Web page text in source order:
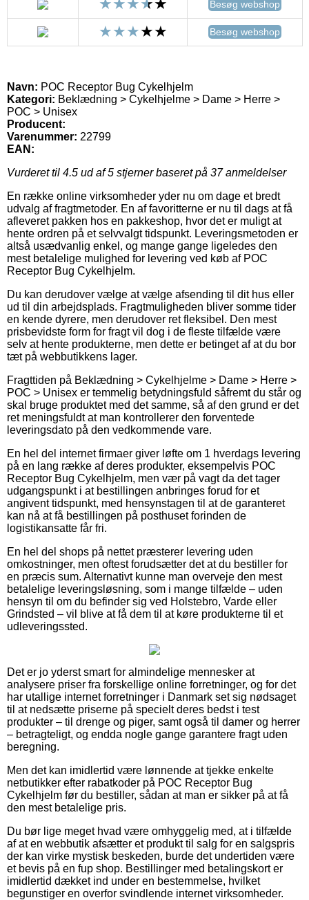
Besøg webshop
Besøg webshop
Navn: POC Receptor Bug Cykelhjelm
Kategori: Beklædning > Cykelhjelme > Dame > Herre >
POC > Unisex
Producent:
Varenummer: 22799
EAN:
Vurderet til 4.5 ud af 5 stjerner baseret på 37anmeldelser
En række online virksomheder yder nu om dage et bredt
udvalg af fragtmetoder. En af favoritterne er nu til dags at få
afleveret pakken hos en pakkeshop, hvor det er muligt at
hente ordren på et selvvalgt tidspunkt. Leveringsmetoden er
altså usædvanlig enkel, og mange gange ligeledes den
mest betalelige mulighed for levering ved køb af POC
Receptor Bug Cykelhjelm.
Du kan derudover vælge at vælge afsending til dit hus eller
ud til din arbejdsplads. Fragtmuligheden bliver somme tider
en kende dyrere, men derudover ret fleksibel. Den mest
prisbevidste form for fragt vil dog i de fleste tilfælde være
selv at hente produkterne, men dette er betinget af at du bor
tæt på webbutikkens lager.
Fragttiden på Beklædning > Cykelhjelme > Dame > Herre >
POC > Unisex er temmelig betydningsfuld såfremt du står og
skal bruge produktet med det samme, så af den grund er det
ret meningsfuldt at man kontrollerer den forventede
leveringsdato på den vedkommende vare.
En hel del internet firmaer giver løfte om 1 hverdags levering
på en lang række af deres produkter, eksempelvis POC
Receptor Bug Cykelhjelm, men vær på vagt da det tager
udgangspunkt i at bestillingen anbringes forud for et
angivent tidspunkt, med hensynstagen til at de garanteret
kan nå at få bestillingen på posthuset forinden de
logistikansatte får fri.
En hel del shops på nettet præsterer levering uden
omkostninger, men oftest forudsætter det at du bestiller for
en præcis sum. Alternativt kunne man overveje den mest
betalelige leveringsløsning, som i mange tilfælde – uden
hensyn til om du befinder sig ved Holstebro, Varde eller
Grindsted – vil blive at få dem til at køre produkterne til et
udleveringssted.
Det er jo yderst smart for almindelige mennesker at
analysere priser fra forskellige online forretninger, og for det
har utallige internet forretninger i Danmark set sig nødsaget
til at nedsætte priserne på specielt deres bedst i test
produkter – til drenge og piger, samt også til damer og herrer
– betragteligt, og endda nogle gange garantere fragt uden
beregning.
Men det kan imidlertid være lønnende at tjekke enkelte
netbutikker efter rabatkoder på POC Receptor Bug
Cykelhjelm før du bestiller, sådan at man er sikker på at få
den mest betalelige pris.
Du bør lige meget hvad være omhyggelig med, at i tilfælde
af at en webbutik afsætter et produkt til salg for en salgspris
der kan virke mystisk beskeden, burde det undertiden være
et bevis på en fup shop. Bestillinger med betalingskort er
imidlertid dækket ind under en bestemmelse, hvilket
begunstiger en overfor svindlende internet virksomheder.